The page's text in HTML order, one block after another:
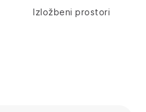
Izložbeni prostori